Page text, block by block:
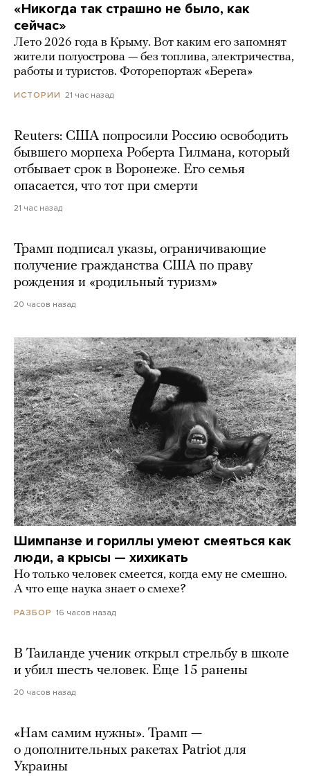
«Никогда так страшно не было, как
сейчас»
Лето 2026 года в Крыму. Вот каким его запомнят
жители полуострова — без топлива, электричества,
работы и туристов. Фоторепортаж «Берега»
ИСТОРИИ 21 час назад
Reuters: США попросили Россию освободить
бывшего морпеха Роберта Гилмана, который
отбывает срок в Воронеже. Его семья
опасается, что тот при смерти
21 час назад
Трамп подписал указы, ограничивающие
получение гражданства США по праву
рождения и «родильный туризм»
20 часов назад
Шимпанзе и гориллы умеют смеяться как
люди, а крысы — хихикать
Но только человек смеется, когда ему не смешно.
А что еще наука знает о смехе?
РАЗБОР 16 часов назад
В Таиланде ученик открыл стрельбу в школе
и убил шесть человек. Еще 15 ранены
20 часов назад
«Нам самим нужны». Трамп —
о дополнительных ракетах Patriot для
Украины